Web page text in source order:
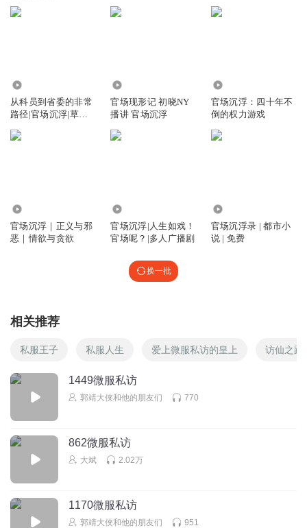
日！该市应该实行军亊管制。所有领导应先停职，然调查处
理。
回复 2022-10-07
从科员到省委的非常
路径|官场沉浮|草根
官场现形记 初晓NY
播讲 官场沉浮
官场沉浮：四十年不
倒的权力游戏
官场沉浮｜正义与邪
恶｜情欲与贪欲
官场沉浮|人生如戏！
官场呢？|多人广播剧
官场沉浮录 | 都市小
说 | 免费
换一批
相关推荐
私服王子 私服人生 爱上微服私访的皇上 访仙之路
1449微服私访
郭靖大侠和他的朋友们 770
862微服私访
大斌 2.02万
1170微服私访
郭靖大侠和他的朋友们 951